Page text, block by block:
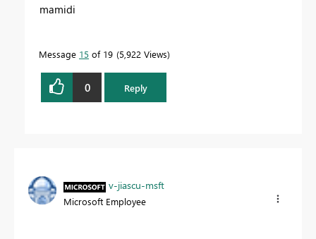
mamidi
Message 15 of 19 5,922 Views
0 Reply
v-jiascu-msft
Microsoft Employee